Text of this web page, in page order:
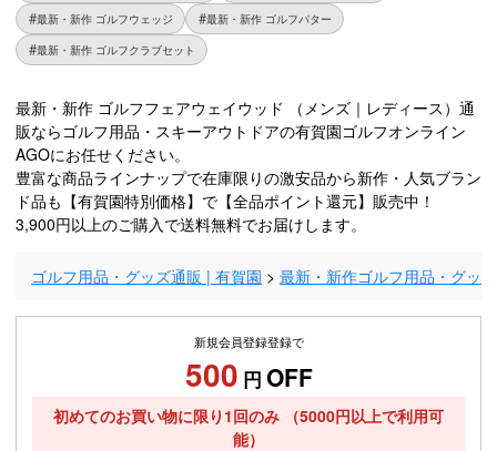
最新・新作 ゴルフウェッジ 最新・新作 ゴルフパター
最新・新作 ゴルフクラブセット
最新・新作 ゴルフフェアウェイウッド （メンズ｜レディース）通
販ならゴルフ用品・スキーアウトドアの有賀園ゴルフオンライン
AGOにお任せください。
豊富な商品ラインナップで在庫限りの激安品から新作・人気ブラン
ド品も【有賀園特別価格】で【全品ポイント還元】販売中！
3,900円以上のご購入で送料無料でお届けします。
ゴルフ用品・グッズ通販 | 有賀園 最新・新作ゴルフ用品・グッズ
新規会員登録登録で
500 円 OFF
初めてのお買い物に限り1回のみ
（5000円以上で利用可
能）